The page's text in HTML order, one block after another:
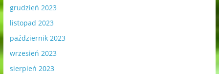
grudzień 2023
listopad 2023
październik 2023
wrzesień 2023
sierpień 2023